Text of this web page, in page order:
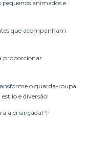
animados e
que acompanham
proporcionar
o guarda-roupa
e diversão!
a criançada! ✨